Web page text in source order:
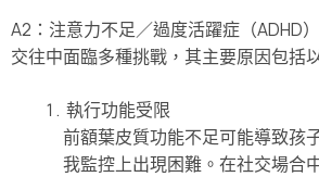
A2：注意力不足／過度活躍症（ADHD
交往中面臨多種挑戰，其主要原因包括
執行功能受限
前額葉皮質功能不足可能導致孩
我監控上出現困難。在社交場合